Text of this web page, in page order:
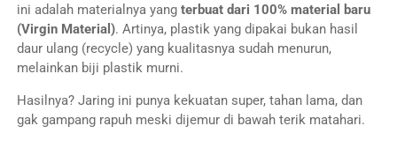
ini adalah materialnya yang terbuat dari 100% material baru
(Virgin Material). Artinya, plastik yang dipakai bukan hasil
daur ulang (recycle) yang kualitasnya sudah menurun,
melainkan biji plastik murni.
Hasilnya? Jaring ini punya kekuatan super, tahan lama, dan
gak gampang rapuh meski dijemur di bawah terik matahari.